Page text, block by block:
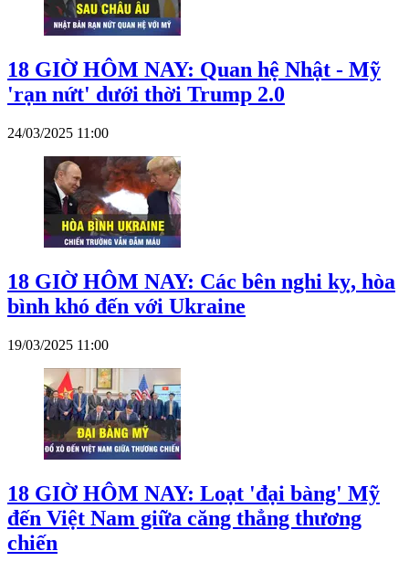
18 GIỜ HÔM NAY: Quan hệ Nhật - Mỹ
'rạn nứt' dưới thời Trump 2.0
24/03/2025 11:00
18 GIỜ HÔM NAY: Các bên nghi kỵ, hòa
bình khó đến với Ukraine
19/03/2025 11:00
18 GIỜ HÔM NAY: Loạt 'đại bàng' Mỹ
đến Việt Nam giữa căng thẳng thương
chiến